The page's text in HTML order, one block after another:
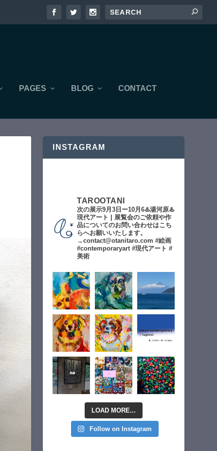
PAGES BLOG CONTACT
INSTAGRAM
TAROOTANI
次の展示9月3日ー10月6♨️湯河原♨️
現代アート | 展覧会のご依頼や作
品についてのお問い合わせはこち
らへお願いいたします。
→contact@otanitaro.com #絵画
#contemporaryart #現代アート #
美術
LOAD MORE...
Follow on Instagram